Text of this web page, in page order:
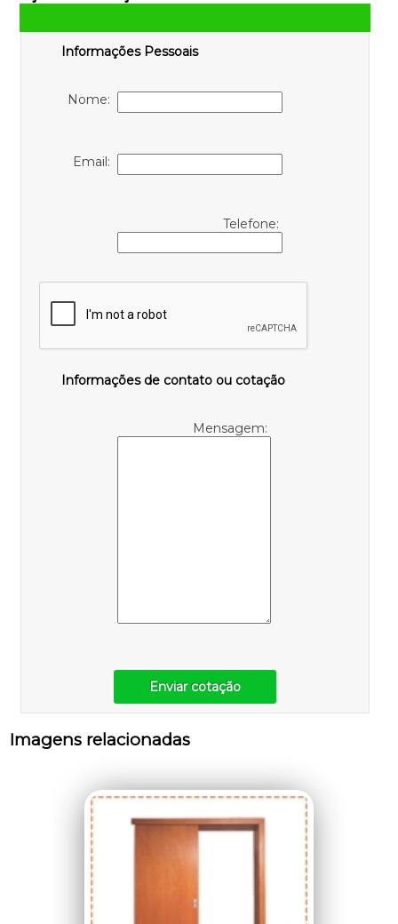
Informações Pessoais
Nome:
Email:
Telefone:
Informações de contato ou cotação
Mensagem:
Enviar cotação
Imagens relacionadas